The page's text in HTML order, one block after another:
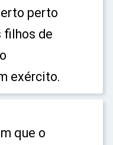
perto
filhos de
exército.
que o